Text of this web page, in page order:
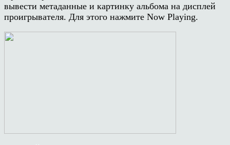
вывести метаданные и картинку альбома на дисплей
проигрывателя. Для этого нажмите Now Playing.